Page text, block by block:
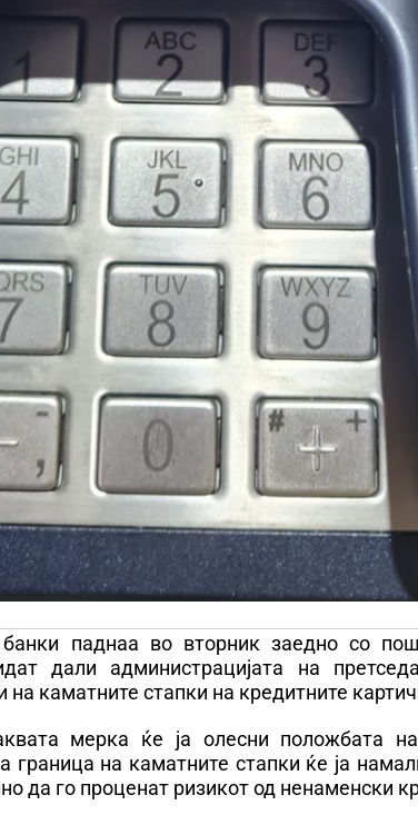
паднаа во вторник заедно со
дали администрацијата на
каматните стапки на кредитните
мерка ќе ја олесни положбата
граница на каматните стапки ќе ја
да го проценат ризикот од ненаменски